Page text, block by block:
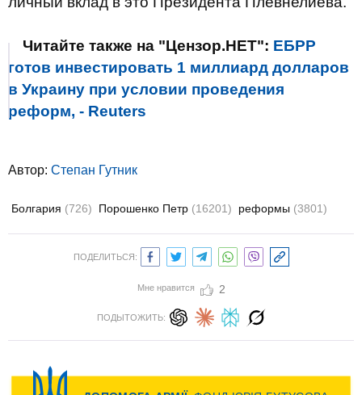
Читайте также на "Цензор.НЕТ": ЕБРР
готов инвестировать 1 миллиард долларов
в Украину при условии проведения
реформ, - Reuters
Автор: Степан Гутник
Болгария (726) Порошенко Петр (16201) реформы (3801)
ПОДЕЛИТЬСЯ:
Мне нравится 2
ПОДЫТОЖИТЬ: